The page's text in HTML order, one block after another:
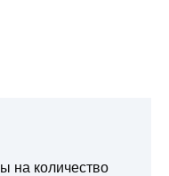
на количество